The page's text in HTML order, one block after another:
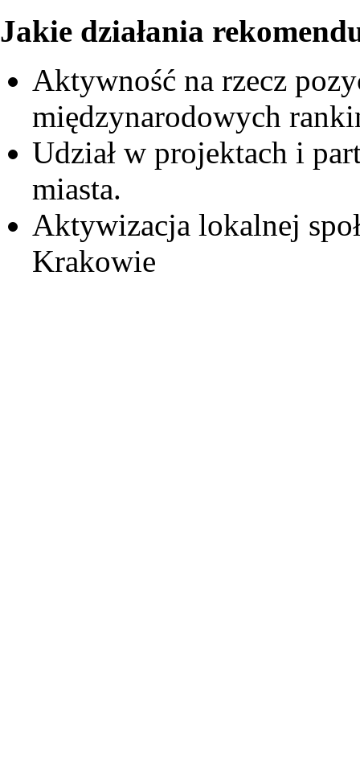
Jakie działania
Aktywność na rzecz
międzynarodowych
Udział w projektach i
miasta.
Aktywizacja lokalnej
Krakowie